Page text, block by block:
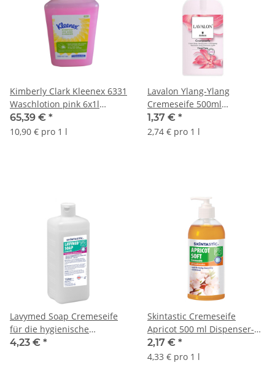
Kimberly Clark Kleenex 6331
Waschlotion pink 6x1l
/Karton
65,39 € *
10,90 € pro 1 l
Lavalon Ylang-Ylang
Cremeseife 500ml
Pumpflasche
1,37 € *
2,74 € pro 1 l
Lavymed Soap Cremeseife
für die hygienische
Händewaschung 1
4,23 € *
Skintastic Cremeseife
Apricot 500 ml Dispenser-
Flasche
2,17 € *
4,33 € pro 1 l